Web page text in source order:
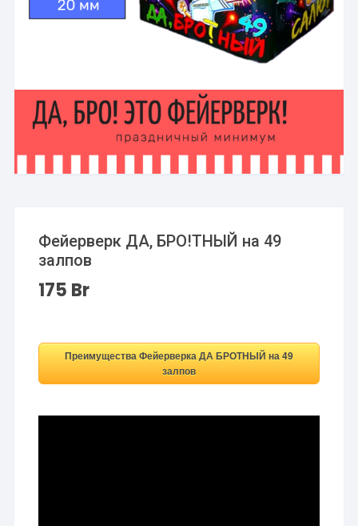
Фейерверк ДА, БРО!ТНЫЙ на 49
залпов
175 Br
Преимущества Фейерверка ДА БРОТНЫЙ на 49
залпов